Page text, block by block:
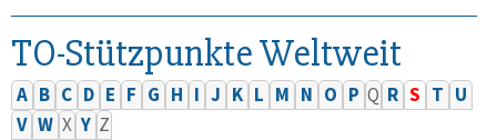
TO-Stützpunkte Weltweit
A B C D E F G H I J K L M N O P Q R S T U
V W X Y Z